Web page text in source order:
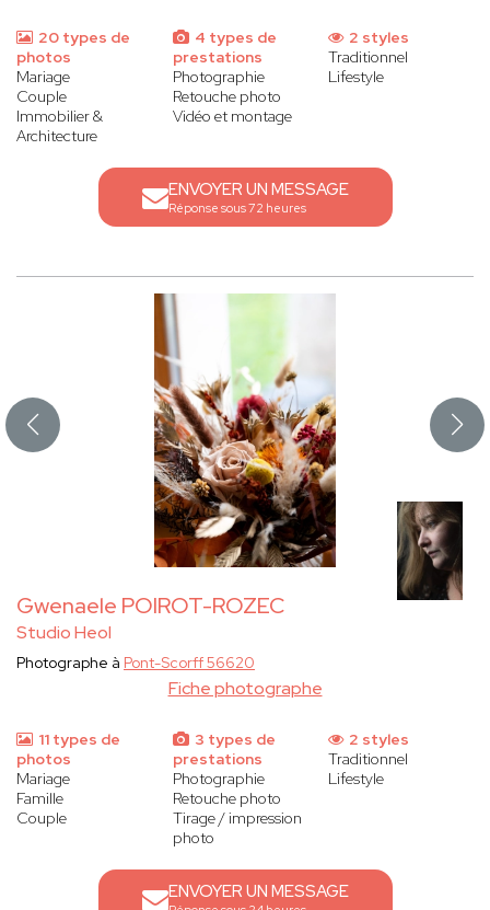
20 types de
photos
Mariage
Couple
Immobilier &
Architecture
4 types de
prestations
Photographie
Retouche photo
Vidéo et montage
2 styles
Traditionnel
Lifestyle
ENVOYER UN MESSAGE
Réponse sous 72 heures
Gwenaele POIROT-ROZEC
Studio Heol
Fiche photographe
Photographe à Pont-Scorff 56620
11 types de
photos
Mariage
Famille
Couple
3 types de
prestations
Photographie
Retouche photo
Tirage / impression
photo
2 styles
Traditionnel
Lifestyle
ENVOYER UN MESSAGE